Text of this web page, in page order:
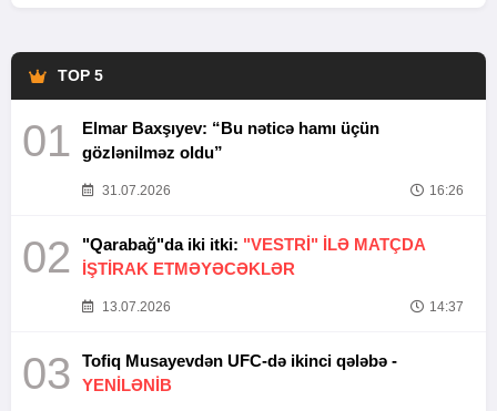
TOP 5
01
Elmar Baxşıyev: “Bu nəticə hamı üçün
gözlənilməz oldu”
31.07.2026 16:26
02 "Qarabağ"da iki itki: "VESTRİ" İLƏ MATÇDA
İŞTİRAK ETMƏYƏCƏKLƏR
13.07.2026 14:37
03
Tofiq Musayevdən UFC-də ikinci qələbə -
YENİLƏNİB